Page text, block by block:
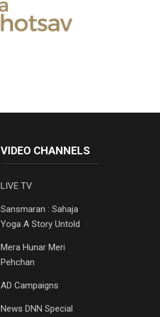
VIDEO CHANNELS
LIVE TV
Sansmaran : Sahaja
Yoga A Story Untold
Mera Hunar Meri
Pehchan
AD Campaigns
News DNN Special